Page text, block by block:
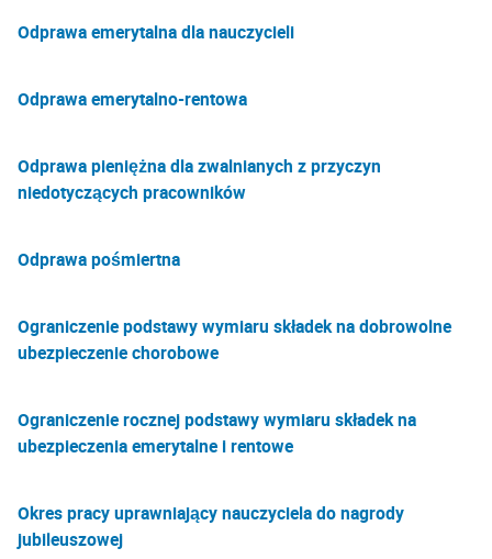
Odprawa emerytalna dla nauczycieli
Odprawa emerytalno-rentowa
Odprawa pieniężna dla zwalnianych z przyczyn
niedotyczących pracowników
Odprawa pośmiertna
Ograniczenie podstawy wymiaru składek na dobrowolne
ubezpieczenie chorobowe
Ograniczenie rocznej podstawy wymiaru składek na
ubezpieczenia emerytalne i rentowe
Okres pracy uprawniający nauczyciela do nagrody
jubileuszowej